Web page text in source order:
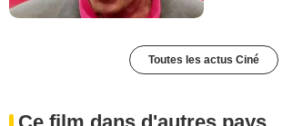
Toutes les actus Ciné